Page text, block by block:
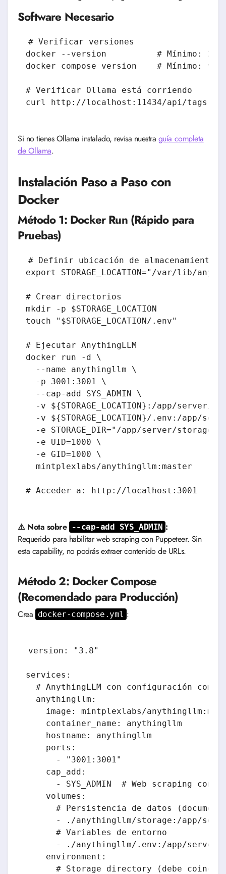
Software Necesario
# Verificar versiones
docker --version          # Mínimo: 20.10,
docker compose version    # Mínimo:
# Verificar Ollama está corriendo
Si no tienes Ollama instalado, revisa nuestra guía completa
de Ollama.
Instalación Paso a Paso con
Docker
Método 1: Docker Run (Rápido para
Pruebas)
# Definir ubicación de almacenamiento
export STORAGE_LOCATION="/var/lib/
# Crear directorios
mkdir -p $STORAGE_LOCATION
touch "$STORAGE_LOCATION/.env"
# Ejecutar AnythingLLM
docker run -d \
  --name anythingllm \
  -p 3001:3001 \
  --cap-add SYS_ADMIN \
-v ${STORAGE_LOCATION}:/app/server/
-v ${STORAGE_LOCATION}/.env:/app/
-e STORAGE_DIR="/app/server/storage"
  -e UID=1000 \
  -e GID=1000 \
  mintplexlabs/anythingllm:master
⚠️ Nota sobre --cap-add SYS_ADMIN :
Requerido para habilitar web scraping con Puppeteer. Sin
esta capability, no podrás extraer contenido de URLs.
Método 2: Docker Compose
(Recomendado para Producción)
Crea docker-compose.yml :
version: "3.8"
services:
# AnythingLLM con configuración
  anythingllm:
image: mintplexlabs/
    container_name: anythingllm
    hostname: anythingllm
    ports:
      - "3001:3001"
    cap_add:
- SYS_ADMIN  # Web scraping con
    volumes:
# Persistencia de datos
- ./anythingllm/storage:/app/
      # Variables de entorno
- ./anythingllm/.env:/app/server/
    environment:
# Storage directory (debe